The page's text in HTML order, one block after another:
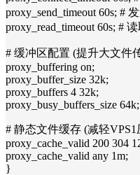
proxy_send_timeout 60s; #
proxy_read_timeout 60s; #
# 缓冲区配置 (提升大文件
proxy_buffering on;
proxy_buffer_size 32k;
proxy_buffers 4 32k;
proxy_busy_buffers_size 64k;
# 静态文件缓存 (减轻VPS1
proxy_cache_valid 200 304
proxy_cache_valid any 1m;
}